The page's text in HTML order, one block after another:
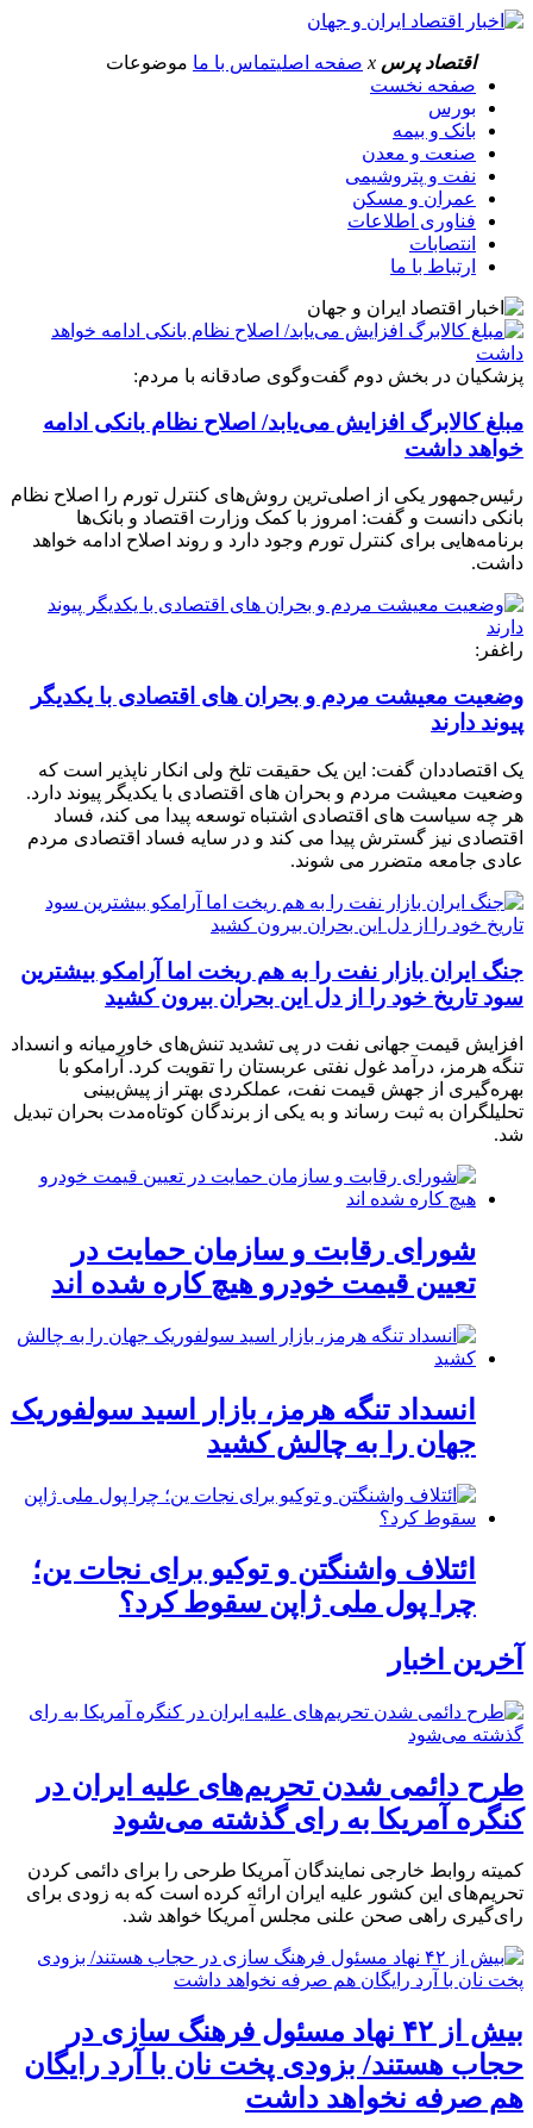
اقتصاد پرس x صفحه اصلیتماس با ما موضوعات
صفحه نخست
بورس
بانک و بیمه
صنعت و معدن
نفت و پتروشیمی
عمران و مسکن
فناوری اطلاعات
انتصابات
ارتباط با ما
پزشکیان در بخش دوم گفت‌وگوی صادقانه با مردم:
مبلغ کالابرگ افزایش می‌یابد/ اصلاح نظام بانکی ادامه
خواهد داشت
رئیس‌جمهور یکی از اصلی‌ترین روش‌های کنترل تورم را اصلاح نظام
بانکی دانست و گفت: امروز با کمک وزارت اقتصاد و بانک‌ها
برنامه‌هایی برای کنترل تورم وجود دارد و روند اصلاح ادامه خواهد
داشت.
راغفر:
وضعیت معیشت مردم و بحران های اقتصادی با یکدیگر
پیوند دارند
یک اقتصاددان گفت: این یک حقیقت تلخ ولی انکار ناپذیر است که
وضعیت معیشت مردم و بحران های اقتصادی با یکدیگر پیوند دارد.
هر چه سیاست های اقتصادی اشتباه توسعه پیدا می کند، فساد
اقتصادی نیز گسترش پیدا می کند و در سایه فساد اقتصادی مردم
عادی جامعه متضرر می شوند.
جنگ ایران بازار نفت را به هم ریخت اما آرامکو بیشترین
سود تاریخ خود را از دل این بحران بیرون کشید
افزایش قیمت جهانی نفت در پی تشدید تنش‌های خاورمیانه و انسداد
تنگه هرمز، درآمد غول نفتی عربستان را تقویت کرد. آرامکو با
بهره‌گیری از جهش قیمت نفت، عملکردی بهتر از پیش‌بینی
تحلیلگران به ثبت رساند و به یکی از برندگان کوتاه‌مدت بحران تبدیل
شد.
شورای رقابت و سازمان حمایت در
تعیین قیمت خودرو هیچ کاره شده اند
انسداد تنگه هرمز، بازار اسید سولفوریک
جهان را به چالش کشید
ائتلاف واشنگتن و توکیو برای نجات ین؛
چرا پول ملی ژاپن سقوط کرد؟
آخرین اخبار
طرح دائمی شدن تحریم‌های علیه ایران در
کنگره آمریکا به رای گذشته می‌شود
کمیته روابط خارجی نمایندگان آمریکا طرحی را برای دائمی کردن
تحریم‌های این کشور علیه ایران ارائه کرده است که به زودی برای
رای‌گیری راهی صحن علنی مجلس آمریکا خواهد شد.
بیش از ۴۲ نهاد مسئول فرهنگ سازی در
حجاب هستند/ بزودی پخت نان با آرد رایگان
هم صرفه نخواهد داشت